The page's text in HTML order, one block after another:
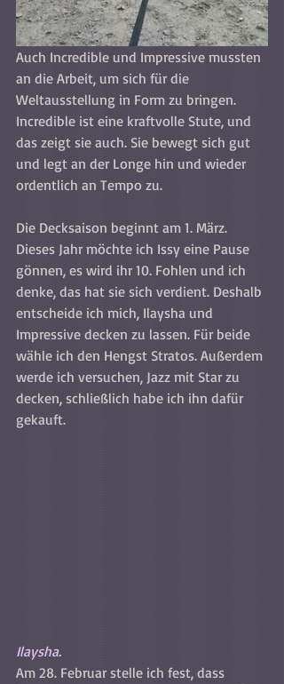
Auch Incredible und Impressive mussten
an die Arbeit, um sich für die
Weltausstellung in Form zu bringen.
Incredible ist eine kraftvolle Stute, und
das zeigt sie auch. Sie bewegt sich gut
und legt an der Longe hin und wieder
ordentlich an Tempo zu.
Die Decksaison beginnt am 1. März.
Dieses Jahr möchte ich Issy eine Pause
gönnen, es wird ihr 10. Fohlen und ich
denke, das hat sie sich verdient. Deshalb
entscheide ich mich, Ilaysha und
Impressive decken zu lassen. Für beide
wähle ich den Hengst Stratos. Außerdem
werde ich versuchen, Jazz mit Star zu
decken, schließlich habe ich ihn dafür
gekauft.
Ilaysha.
Am 28. Februar stelle ich fest, dass